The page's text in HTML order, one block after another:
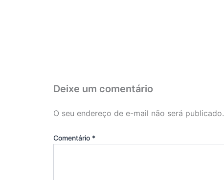
Deixe um comentário
O seu endereço de e-mail não será publicado.
Comentário *